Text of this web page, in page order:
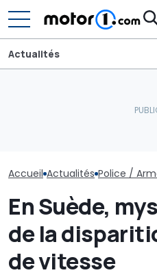
Actualités
Accueil Actualités Police /
En Suède,
de la
de vitesse